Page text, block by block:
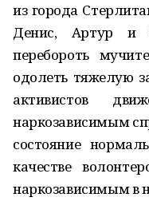
из города
Денис, Артур и
перебороть
одолеть тяжелую
активистов
наркозависимым
состояние
качестве
наркозависимым в